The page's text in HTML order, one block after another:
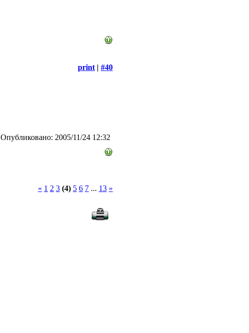
print | #40
Опубликовано: 2005/11/24 12:32
« 1 2 3 (4) 5 6 7 ... 13 »